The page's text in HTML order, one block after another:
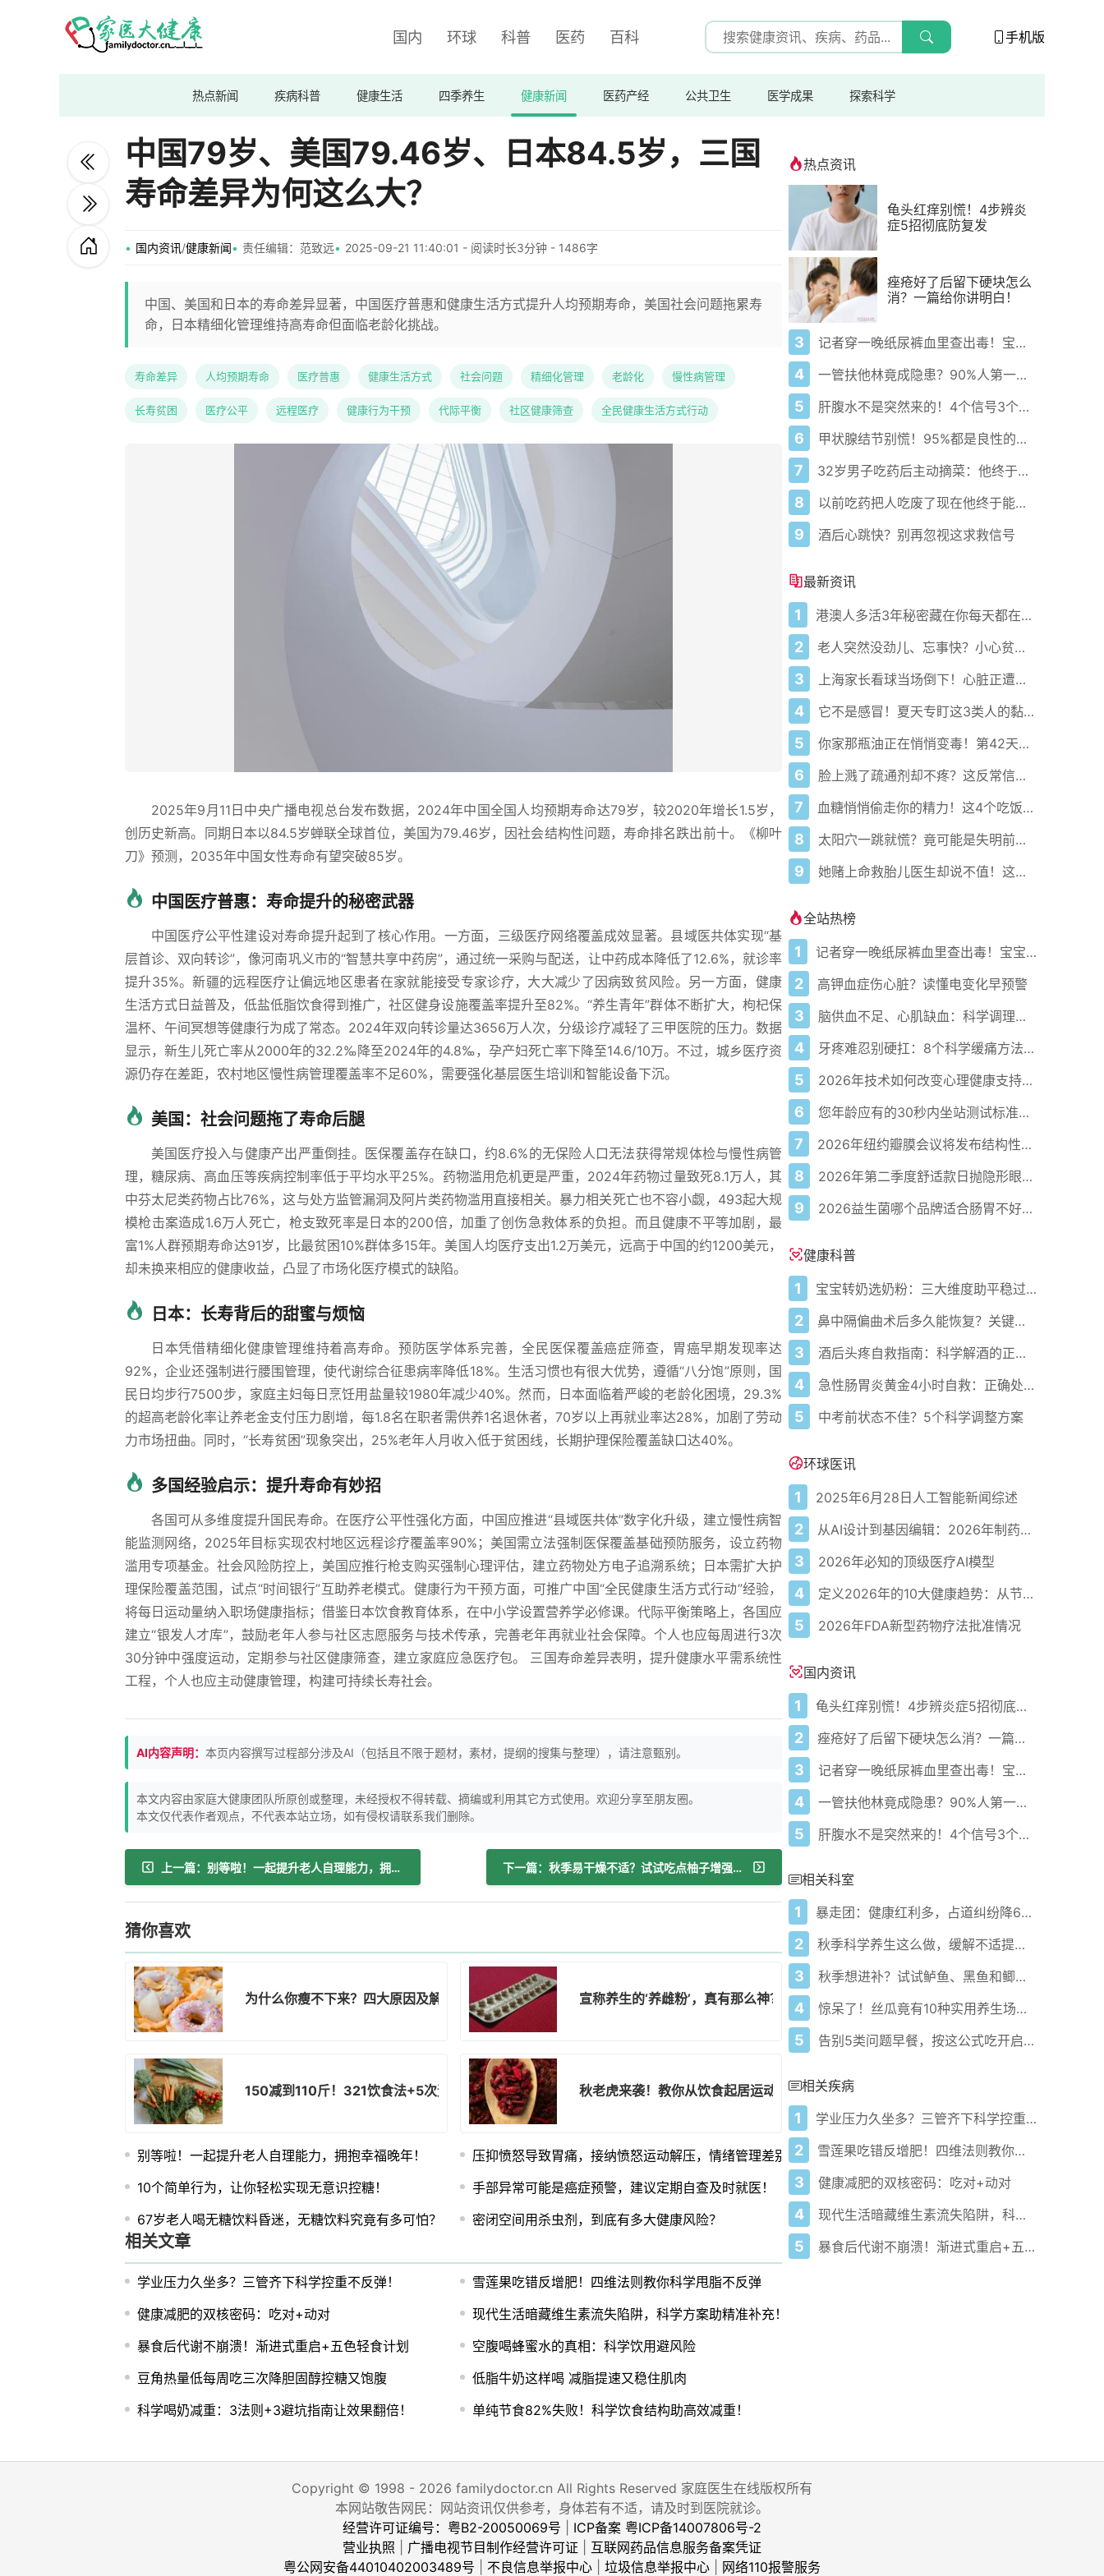
国内 环球 科普 医药 百科 手机版
热点新闻 疾病科普 健康生活 四季养生 健康新闻 医药产经 公共卫生 医学成果 探索科学
中国79岁、美国79.46岁、日本84.5岁，三国
寿命差异为何这么大？
国内资讯/健康新闻 责任编辑：范致远 2025-09-21 11:40:01 - 阅读时长3分钟 - 1486字
中国、美国和日本的寿命差异显著，中国医疗普惠和健康生活方式提升人均预期寿命，美国社会问题拖累寿
命，日本精细化管理维持高寿命但面临老龄化挑战。
寿命差异 人均预期寿命 医疗普惠 健康生活方式 社会问题 精细化管理 老龄化 慢性病管理
长寿贫困 医疗公平 远程医疗 健康行为干预 代际平衡 社区健康筛查 全民健康生活方式行动
2025年9月11日中央广播电视总台发布数据，2024年中国全国人均预期寿命达79岁，较2020年增长1.5岁，
创历史新高。同期日本以84.5岁蝉联全球首位，美国为79.46岁，因社会结构性问题，寿命排名跌出前十。《柳叶
刀》预测，2035年中国女性寿命有望突破85岁。
中国医疗普惠：寿命提升的秘密武器
中国医疗公平性建设对寿命提升起到了核心作用。一方面，三级医疗网络覆盖成效显著。县域医共体实现“基
层首诊、双向转诊”，像河南巩义市的“智慧共享中药房”，通过统一采购与配送，让中药成本降低了12.6%，就诊率
提升35%。新疆的远程医疗让偏远地区患者在家就能接受专家诊疗，大大减少了因病致贫风险。另一方面，健康
生活方式日益普及，低盐低脂饮食得到推广，社区健身设施覆盖率提升至82%。“养生青年”群体不断扩大，枸杞保
温杯、午间冥想等健康行为成了常态。2024年双向转诊量达3656万人次，分级诊疗减轻了三甲医院的压力。数据
显示，新生儿死亡率从2000年的32.2‰降至2024年的4.8‰，孕产妇死亡率下降至14.6/10万。不过，城乡医疗资
源仍存在差距，农村地区慢性病管理覆盖率不足60%，需要强化基层医生培训和智能设备下沉。
美国：社会问题拖了寿命后腿
美国医疗投入与健康产出严重倒挂。医保覆盖存在缺口，约8.6%的无保险人口无法获得常规体检与慢性病管
理，糖尿病、高血压等疾病控制率低于平均水平25%。药物滥用危机更是严重，2024年药物过量致死8.1万人，其
中芬太尼类药物占比76%，这与处方监管漏洞及阿片类药物滥用直接相关。暴力相关死亡也不容小觑，493起大规
模枪击案造成1.6万人死亡，枪支致死率是日本的200倍，加重了创伤急救体系的负担。而且健康不平等加剧，最
富1%人群预期寿命达91岁，比最贫困10%群体多15年。美国人均医疗支出1.2万美元，远高于中国的约1200美元，
却未换来相应的健康收益，凸显了市场化医疗模式的缺陷。
日本：长寿背后的甜蜜与烦恼
日本凭借精细化健康管理维持着高寿命。预防医学体系完善，全民医保覆盖癌症筛查，胃癌早期发现率达
92%，企业还强制进行腰围管理，使代谢综合征患病率降低18%。生活习惯也有很大优势，遵循“八分饱”原则，国
民日均步行7500步，家庭主妇每日烹饪用盐量较1980年减少40%。然而，日本面临着严峻的老龄化困境，29.3%
的超高老龄化率让养老金支付压力剧增，每1.8名在职者需供养1名退休者，70岁以上再就业率达28%，加剧了劳动
力市场扭曲。同时，“长寿贫困”现象突出，25%老年人月收入低于贫困线，长期护理保险覆盖缺口达40%。
多国经验启示：提升寿命有妙招
各国可从多维度提升国民寿命。在医疗公平性强化方面，中国应推进“县域医共体”数字化升级，建立慢性病智
能监测网络，2025年目标实现农村地区远程诊疗覆盖率90%；美国需立法强制医保覆盖基础预防服务，设立药物
滥用专项基金。社会风险防控上，美国应推行枪支购买强制心理评估，建立药物处方电子追溯系统；日本需扩大护
理保险覆盖范围，试点“时间银行”互助养老模式。健康行为干预方面，可推广中国“全民健康生活方式行动”经验，
将每日运动量纳入职场健康指标；借鉴日本饮食教育体系，在中小学设置营养学必修课。代际平衡策略上，各国应
建立“银发人才库”，鼓励老年人参与社区志愿服务与技术传承，完善老年再就业社会保障。个人也应每周进行3次
30分钟中强度运动，定期参与社区健康筛查，建立家庭应急医疗包。 三国寿命差异表明，提升健康水平需系统性
工程，个人也应主动健康管理，构建可持续长寿社会。
AI内容声明： 本页内容撰写过程部分涉及AI（包括且不限于题材，素材，提纲的搜集与整理），请注意甄别。
本文内容由家庭大健康团队所原创或整理，未经授权不得转载、摘编或利用其它方式使用。欢迎分享至朋友圈。
本文仅代表作者观点，不代表本站立场，如有侵权请联系我们删除。
上一篇：别等啦！一起提升老人自理能力，拥抱幸福晚年！ 下一篇：秋季易干燥不适？试试吃点柚子增强免疫力！
猜你喜欢
为什么你瘦不下来？四大原因及解决办法揭秘！ 宣称养生的‘养雌粉’，真有那么神？
150减到110斤！321饮食法+5次运动开启健康减重 秋老虎来袭！教你从饮食起居运动调理身体！
别等啦！一起提升老人自理能力，拥抱幸福晚年！
压抑愤怒导致胃痛，接纳愤怒运动解压，情绪管理差别咋这么大！
10个简单行为，让你轻松实现无意识控糖！
手部异常可能是癌症预警，建议定期自查及时就医！
67岁老人喝无糖饮料昏迷，无糖饮料究竟有多可怕？
密闭空间用杀虫剂，到底有多大健康风险？
相关文章
学业压力久坐多？三管齐下科学控重不反弹！
雪莲果吃错反增肥！四维法则教你科学甩脂不反弹
健康减肥的双核密码：吃对+动对
现代生活暗藏维生素流失陷阱，科学方案助精准补充！
暴食后代谢不崩溃！渐进式重启+五色轻食计划
空腹喝蜂蜜水的真相：科学饮用避风险
豆角热量低每周吃三次降胆固醇控糖又饱腹
低脂牛奶这样喝 减脂提速又稳住肌肉
科学喝奶减重：3法则+3避坑指南让效果翻倍！
单纯节食82%失败！科学饮食结构助高效减重！
热点资讯
龟头红痒别慌！4步辨炎
症5招彻底防复发
痤疮好了后留下硬块怎么
消？一篇给你讲明白！
3 记者穿一晚纸尿裤血里查出毒！宝宝血液浓度竟是成人的5倍？
4 一管扶他林竟成隐患？90%人第一步就错了！
5 肝腹水不是突然来的！4个信号3个管理要点别等肚子鼓起来
6 甲状腺结节别慌！95%都是良性的科学应对指南
7 32岁男子吃药后主动摘菜：他终于活过来了？
8 以前吃药把人吃废了现在他终于能好起来了
9 酒后心跳快？别再忽视这求救信号
最新资讯
1 港澳人多活3年秘密藏在你每天都在做的事里！
2 老人突然没劲儿、忘事快？小心贫血悄悄偷走力气和记性！真不是老了
3 上海家长看球当场倒下！心脏正遭四重暴击谁还敢熬
4 它不是感冒！夏天专盯这3类人的黏人暑湿正悄悄发作
5 你家那瓶油正在悄悄变毒！第42天它就不再是食用油了
6 脸上溅了疏通剂却不疼？这反常信号其实是夺命倒计时！
7 血糖悄悄偷走你的精力！这4个吃饭习惯你中招了吗？
8 太阳穴一跳就慌？竟可能是失明前兆！快查清是哪种头痛
9 她赌上命救胎儿医生却说不值！这剧揭穿高危孕产最大误区
全站热榜
1 记者穿一晚纸尿裤血里查出毒！宝宝血液浓度竟是成人的5倍？
2 高钾血症伤心脏？读懂电变化早预警
3 脑供血不足、心肌缺血：科学调理全攻略
4 牙疼难忍别硬扛：8个科学缓痛方法收好
5 2026年技术如何改变心理健康支持的获取方式
6 您年龄应有的30秒内坐站测试标准次数
7 2026年纽约瓣膜会议将发布结构性心脏病最新研究成果
8 2026年第二季度舒适款日抛隐形眼镜推荐，优瞳主打长效佩戴体验
9 2026益生菌哪个品牌适合肠胃不好的人，常年饱受肠胃病痛看过来，梳理实用十大品牌
健康科普
1 宝宝转奶选奶粉：三大维度助平稳过渡
2 鼻中隔偏曲术后多久能恢复？关键看这几点
3 酒后头疼自救指南：科学解酒的正确打开方式
4 急性肠胃炎黄金4小时自救：正确处置与误区避坑关键
5 中考前状态不佳？5个科学调整方案
环球医讯
1 2025年6月28日人工智能新闻综述
2 从AI设计到基因编辑：2026年制药领域重大突破
3 2026年必知的顶级医疗AI模型
4 定义2026年的10大健康趋势：从节律健康到冷热交替疗法
5 2026年FDA新型药物疗法批准情况
国内资讯
1 龟头红痒别慌！4步辨炎症5招彻底防复发
2 痤疮好了后留下硬块怎么消？一篇给你讲明白！
3 记者穿一晚纸尿裤血里查出毒！宝宝血液浓度竟是成人的5倍？
4 一管扶他林竟成隐患？90%人第一步就错了！
5 肝腹水不是突然来的！4个信号3个管理要点别等肚子鼓起来
相关科室
1 暴走团：健康红利多，占道纠纷降68%，你敢加入吗？
2 秋季科学养生这么做，缓解不适提升免疫力！
3 秋季想进补？试试鲈鱼、黑鱼和鲫鱼！
4 惊呆了！丝瓜竟有10种实用养生场景，快学起来！
5 告别5类问题早餐，按这公式吃开启健康革命！
相关疾病
1 学业压力久坐多？三管齐下科学控重不反弹！
2 雪莲果吃错反增肥！四维法则教你科学甩脂不反弹
3 健康减肥的双核密码：吃对+动对
4 现代生活暗藏维生素流失陷阱，科学方案助精准补充！
5 暴食后代谢不崩溃！渐进式重启+五色轻食计划
Copyright © 1998 - 2026 familydoctor.cn All Rights Reserved 家庭医生在线版权所有
本网站敬告网民：网站资讯仅供参考，身体若有不适，请及时到医院就诊。
经营许可证编号：粤B2-20050069号
ICP备案 粤ICP备14007806号-2
营业执照
广播电视节目制作经营许可证
互联网药品信息服务备案凭证
粤公网安备44010402003489号
不良信息举报中心 垃圾信息举报中心 网络110报警服务